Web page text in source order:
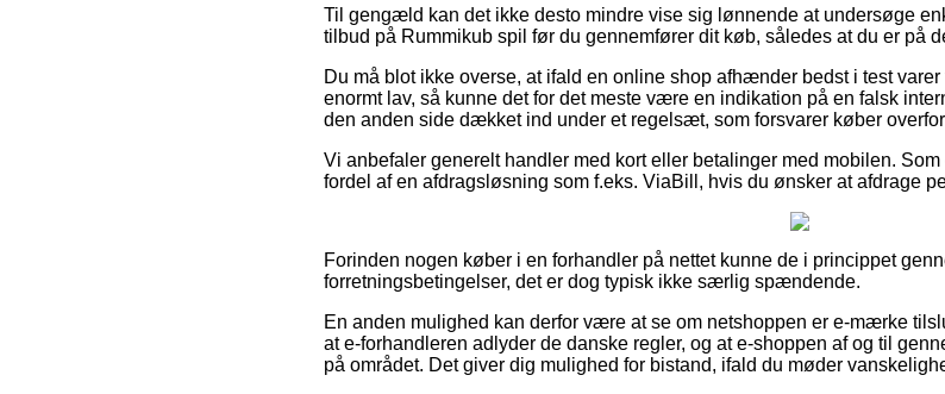
Til gengæld kan det ikke desto mindre vise sig lønnende at undersøge
tilbud på Rummikub spil før du gennemfører dit køb, således at du er på
Du må blot ikke overse, at ifald en online shop afhænder bedst i test
enormt lav, så kunne det for det meste være en indikation på en falsk
den anden side dækket ind under et regelsæt, som forsvarer køber
Vi anbefaler generelt handler med kort eller betalinger med mobilen.
fordel af en afdragsløsning som f.eks. ViaBill, hvis du ønsker at afdrage
Forinden nogen køber i en forhandler på nettet kunne de i princippet
forretningsbetingelser, det er dog typisk ikke særlig spændende.
En anden mulighed kan derfor være at se om netshoppen er e-mærke
at e-forhandleren adlyder de danske regler, og at e-shoppen af og til
på området. Det giver dig mulighed for bistand, ifald du møder